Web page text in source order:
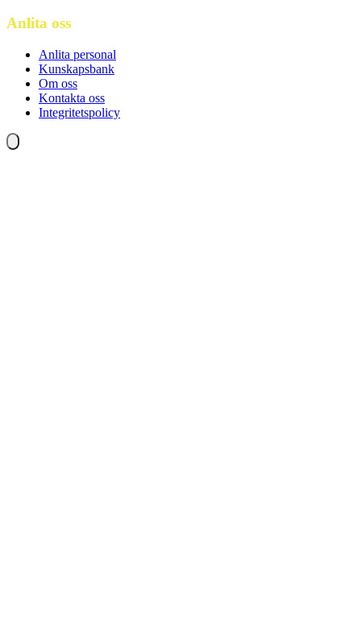
Anlita oss
Anlita personal
Kunskapsbank
Om oss
Kontakta oss
Integritetspolicy